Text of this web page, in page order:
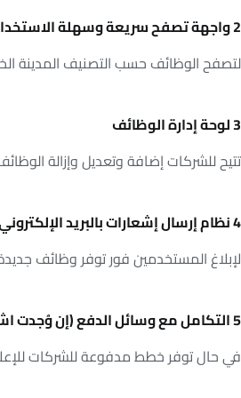
2 واجهة تصفح سريعة وسهلة الاستخدام
لتصفح الوظائف حسب التصنيف المدينة
3 لوحة إدارة الوظائف
تتيح للشركات إضافة وتعديل وإزالة
4 نظام إرسال إشعارات بالبريد الإلكتروني
لإبلاغ المستخدمين فور توفر وظائف
5 التكامل مع وسائل الدفع (إن وُجدت اشتراكات)
في حال توفر خطط مدفوعة للشركات